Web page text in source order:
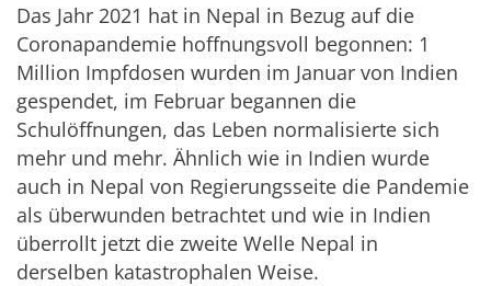
Das Jahr 2021 hat in Nepal in Bezug auf die
Coronapandemie hoffnungsvoll begonnen: 1
Million Impfdosen wurden im Januar von Indien
gespendet, im Februar begannen die
Schulöffnungen, das Leben normalisierte sich
mehr und mehr. Ähnlich wie in Indien wurde
auch in Nepal von Regierungsseite die Pandemie
als überwunden betrachtet und wie in Indien
überrollt jetzt die zweite Welle Nepal in
derselben katastrophalen Weise.